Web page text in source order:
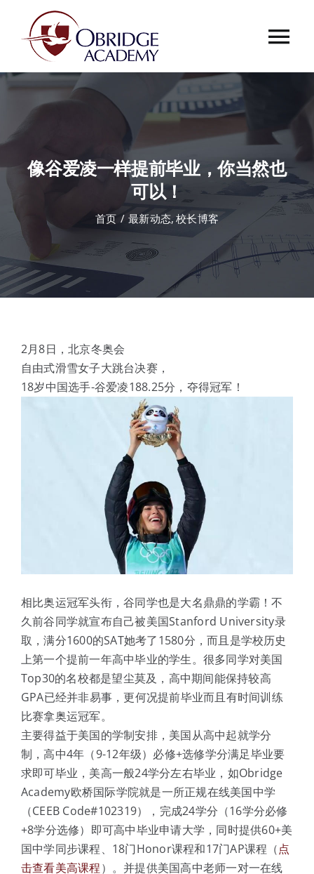
首页
课程中心
合作伙伴
像谷爱凌一样提前毕业，你当然也
可以！
首页 最新动态 校长博客
2月8日，北京冬奥会
自由式滑雪女子大跳台决赛，
18岁中国选手-谷爱凌188.25分，夺得冠军！
相比奥运冠军头衔，谷同学也是大名鼎鼎的学霸！不
久前谷同学就宣布自己被美国Stanford University录
取，满分1600的SAT她考了1580分，而且是学校历史
上第一个提前一年高中毕业的学生。很多同学对美国
Top30的名校都是望尘莫及，高中期间能保持较高
GPA已经并非易事，更何况提前毕业而且有时间训练
比赛拿奥运冠军。
主要得益于美国的学制安排，美国从高中起就学分
制，高中4年（9-12年级）必修+选修学分满足毕业要
求即可毕业，美高一般24学分左右毕业，如Obridge
Academy欧桥国际学院就是一所正规在线美国中学
（CEEB Code#102319），完成24学分（16学分必修
+8学分选修）即可高中毕业申请大学，同时提供60+美
国中学同步课程、18门Honor课程和17门AP课程（点
击查看美高课程）。并提供美国高中老师一对一在线